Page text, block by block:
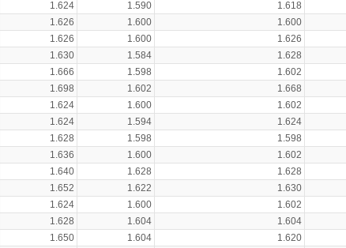
1.624 1.590 1.618
1.626 1.600 1.600
1.626 1.600 1.626
1.630 1.584 1.628
1.666 1.598 1.602
1.698 1.602 1.668
1.624 1.600 1.602
1.624 1.594 1.624
1.628 1.598 1.598
1.636 1.600 1.602
1.640 1.628 1.628
1.652 1.622 1.630
1.624 1.600 1.602
1.628 1.604 1.604
1.650 1.604 1.620